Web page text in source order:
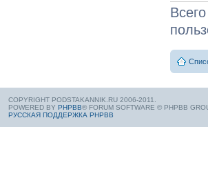
COPYRIGHT PODSTAKANNIK.RU 2006-2011.
POWERED BY PHPBB® FORUM SOFTWARE © PHPBB
РУССКАЯ ПОДДЕРЖКА PHPBB